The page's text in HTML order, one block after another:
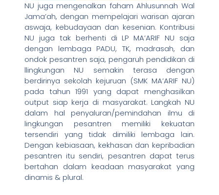
NU juga mengenalkan faham Ahlusunnah Wal
Jama’ah, dengan mempelajari warisan ajaran
aswaja, kebudayaan dan kesenian. Kontribusi
NU juga tak berhenti di LP MA’ARIF NU saja
dengan lembaga PADU, TK, madrasah, dan
ondok pesantren saja, pengaruh pendidikan di
llingkungan NU semakin terasa dengan
berdirinya sekolah kejuruan (SMK MA’ARIF NU)
pada tahun 1991 yang dapat menghasilkan
output siap kerja di masyarakat. Langkah NU
dalam hal penyaluran/pemindahan ilmu di
lingkungan pesantren memiliki kekuatan
tersendiri yang tidak dimiliki lembaga lain.
Dengan kebiasaan, kekhasan dan kepribadian
pesantren itu sendiri, pesantren dapat terus
bertahan dalam keadaan masyarakat yang
dinamis & plural.